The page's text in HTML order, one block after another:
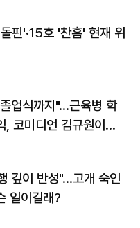
핀'·15호 '찬홈' 현재 위
업식까지"…근육병 학
, 코미디언 김규원이었
깊이 반성"…고개 숙인
일이길래?